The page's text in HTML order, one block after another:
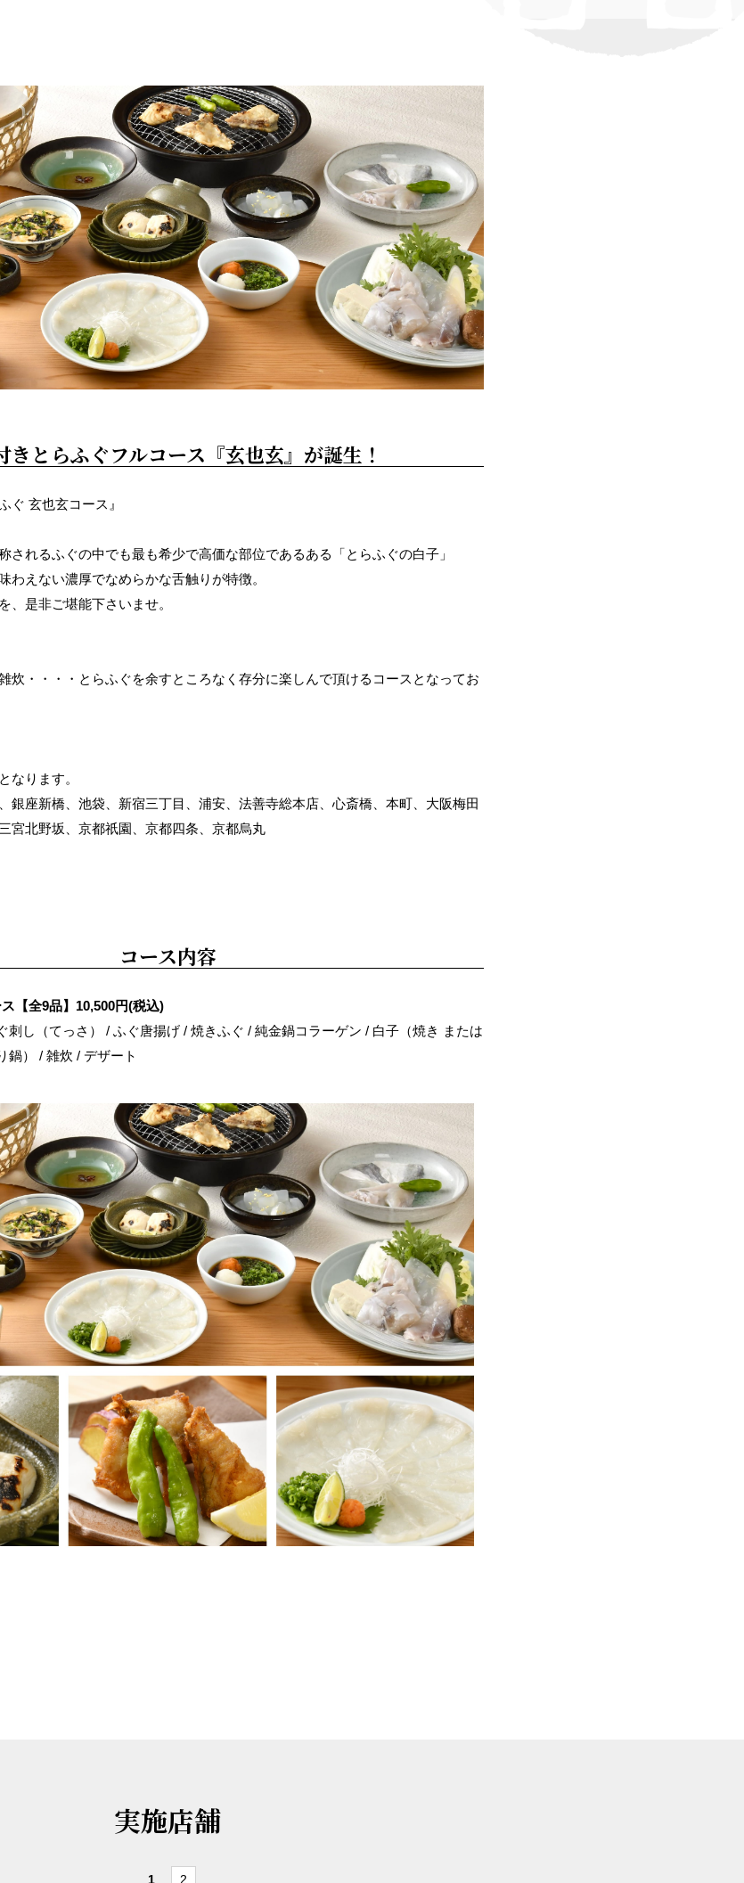
きとらふぐフルコース『玄也玄』が誕生！
ぐ 玄也玄コース』
されるふぐの中でも最も希少で高価な部位であるある「とらふぐの白子」
わえない濃厚でなめらかな舌触りが特徴。
、是非ご堪能下さいませ。
炊・・・・とらふぐを余すところなく存分に楽しんで頂けるコースとなってお
なります。
銀座新橋、池袋、新宿三丁目、浦安、法善寺総本店、心斎橋、本町、大阪梅田
宮北野坂、京都祇園、京都四条、京都烏丸
コース内容
【全9品】10,500円(税込)
刺し（てっさ） / ふぐ唐揚げ / 焼きふぐ / 純金鍋コラーゲン / 白子（焼き または
鍋） / 雑炊 / デザート
実施店舗
1 2